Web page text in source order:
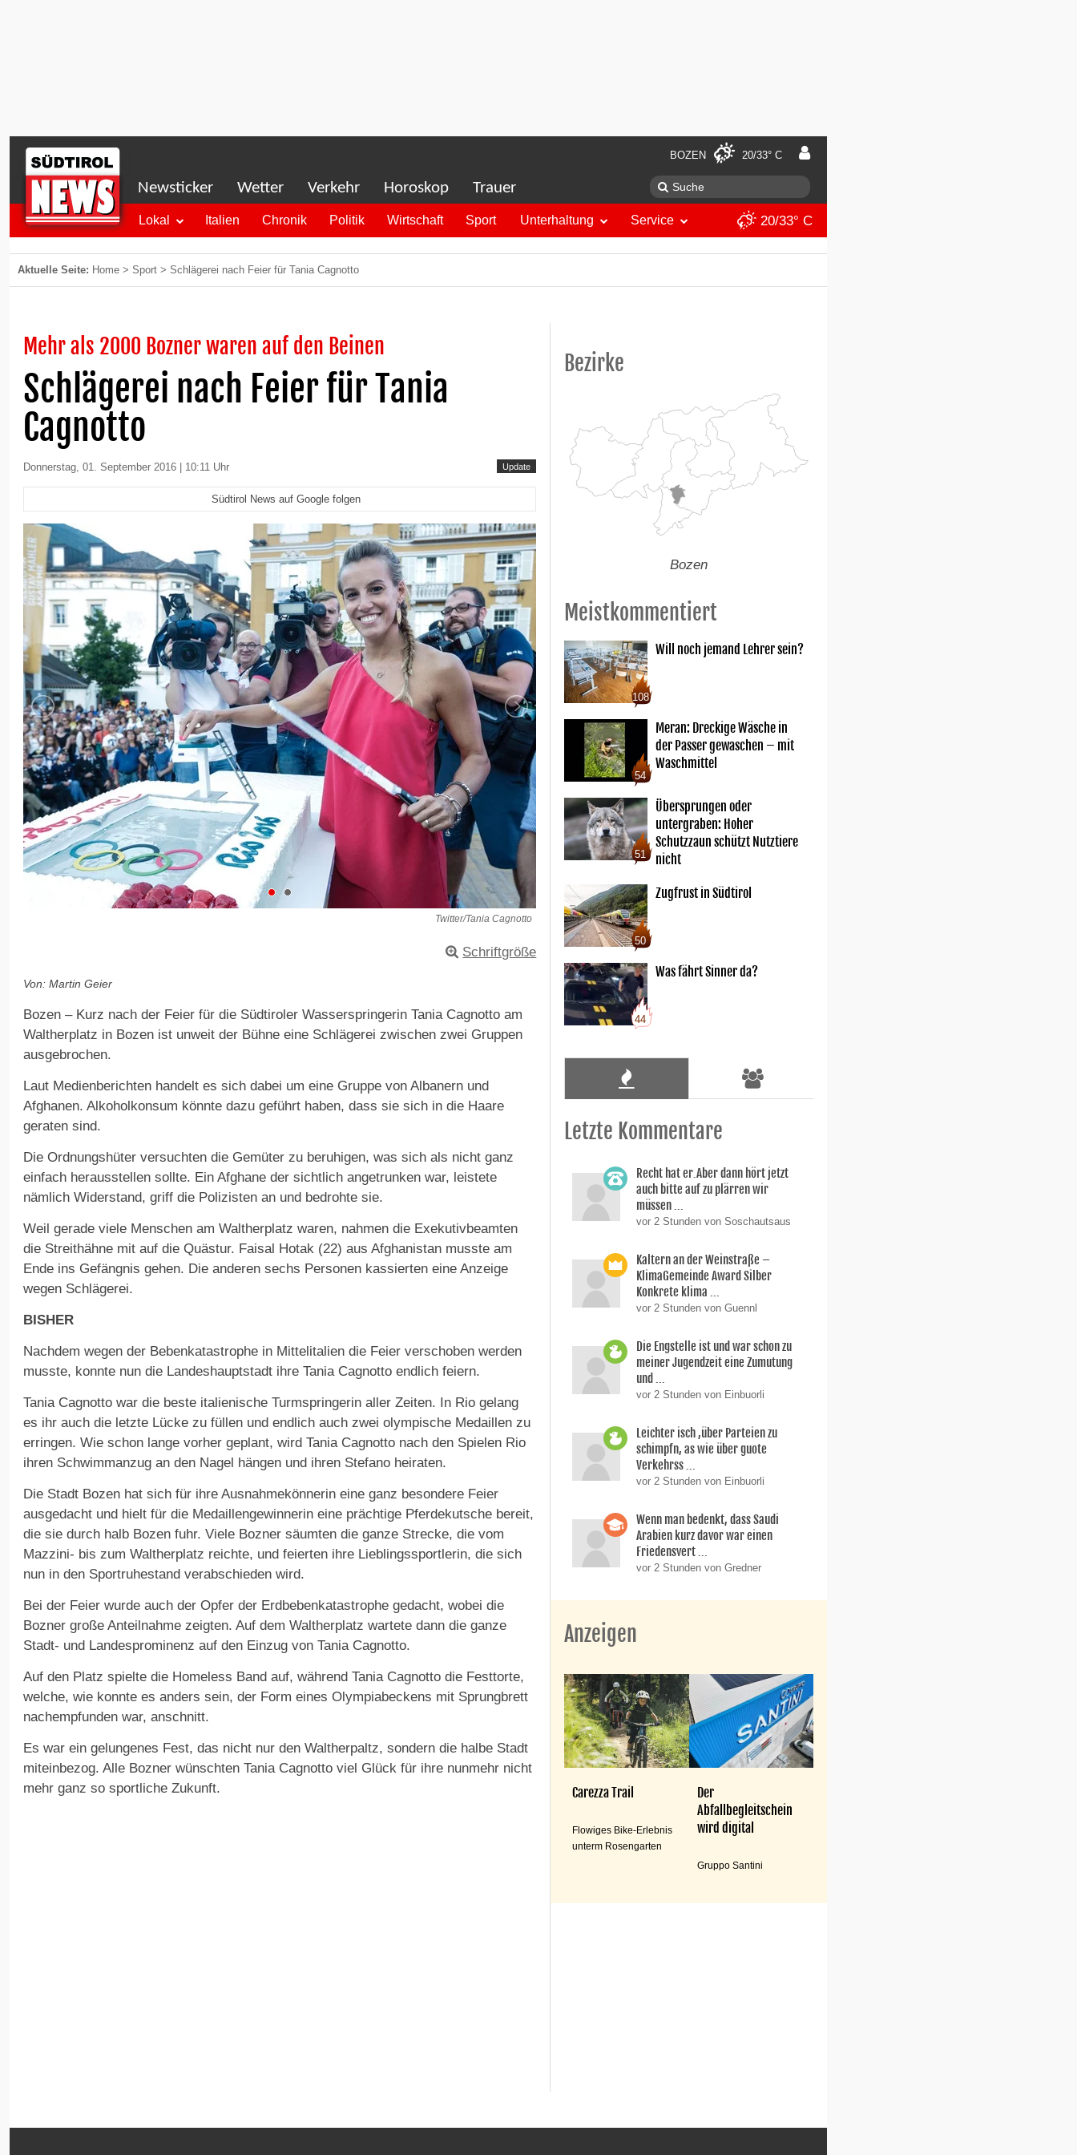
BOZEN 20/33° C
Newsticker Wetter Verkehr Horoskop Trauer
Lokal Italien Chronik Politik Wirtschaft Sport Unterhaltung Service 20/33° C
Aktuelle Seite: Home > Sport > Schlägerei nach Feier für Tania Cagnotto
Mehr als 2000 Bozner waren auf den Beinen
Schlägerei nach Feier für Tania
Cagnotto
Donnerstag, 01. September 2016 | 10:11 Uhr Update
Südtirol News auf Google folgen
Twitter/Tania Cagnotto
Schriftgröße
Von: Martin Geier
Bozen – Kurz nach der Feier für die Südtiroler Wasserspringerin Tania Cagnotto am
Waltherplatz in Bozen ist unweit der Bühne eine Schlägerei zwischen zwei Gruppen
ausgebrochen.
Laut Medienberichten handelt es sich dabei um eine Gruppe von Albanern und
Afghanen. Alkoholkonsum könnte dazu geführt haben, dass sie sich in die Haare
geraten sind.
Die Ordnungshüter versuchten die Gemüter zu beruhigen, was sich als nicht ganz
einfach herausstellen sollte. Ein Afghane der sichtlich angetrunken war, leistete
nämlich Widerstand, griff die Polizisten an und bedrohte sie.
Weil gerade viele Menschen am Waltherplatz waren, nahmen die Exekutivbeamten
die Streithähne mit auf die Quästur. Faisal Hotak (22) aus Afghanistan musste am
Ende ins Gefängnis gehen. Die anderen sechs Personen kassierten eine Anzeige
wegen Schlägerei.
BISHER
Nachdem wegen der Bebenkatastrophe in Mittelitalien die Feier verschoben werden
musste, konnte nun die Landeshauptstadt ihre Tania Cagnotto endlich feiern.
Tania Cagnotto war die beste italienische Turmspringerin aller Zeiten. In Rio gelang
es ihr auch die letzte Lücke zu füllen und endlich auch zwei olympische Medaillen zu
erringen. Wie schon lange vorher geplant, wird Tania Cagnotto nach den Spielen Rio
ihren Schwimmanzug an den Nagel hängen und ihren Stefano heiraten.
Die Stadt Bozen hat sich für ihre Ausnahmekönnerin eine ganz besondere Feier
ausgedacht und hielt für die Medaillengewinnerin eine prächtige Pferdekutsche bereit,
die sie durch halb Bozen fuhr. Viele Bozner säumten die ganze Strecke, die vom
Mazzini- bis zum Waltherplatz reichte, und feierten ihre Lieblingssportlerin, die sich
nun in den Sportruhestand verabschieden wird.
Bei der Feier wurde auch der Opfer der Erdbebenkatastrophe gedacht, wobei die
Bozner große Anteilnahme zeigten. Auf dem Waltherplatz wartete dann die ganze
Stadt- und Landesprominenz auf den Einzug von Tania Cagnotto.
Auf den Platz spielte die Homeless Band auf, während Tania Cagnotto die Festtorte,
welche, wie konnte es anders sein, der Form eines Olympiabeckens mit Sprungbrett
nachempfunden war, anschnitt.
Es war ein gelungenes Fest, das nicht nur den Waltherpaltz, sondern die halbe Stadt
miteinbezog. Alle Bozner wünschten Tania Cagnotto viel Glück für ihre nunmehr nicht
mehr ganz so sportliche Zukunft.
Bezirke
Bozen
Meistkommentiert
108
Will noch jemand Lehrer sein?
54
Meran: Dreckige Wäsche in
der Passer gewaschen – mit
Waschmittel
51
Übersprungen oder
untergraben: Hoher
Schutzzaun schützt Nutztiere
nicht
50
Zugfrust in Südtirol
44
Was fährt Sinner da?
Letzte Kommentare
Recht hat er.Aber dann hört jetzt
auch bitte auf zu plärren wir
müssen ...
vor 2 Stunden von Soschautsaus
Kaltern an der Weinstraße –
KlimaGemeinde Award Silber
Konkrete klima ...
vor 2 Stunden von Guennl
Die Engstelle ist und war schon zu
meiner Jugendzeit eine Zumutung
und ...
vor 2 Stunden von Einbuorli
Leichter isch ,über Parteien zu
schimpfn, as wie über guote
Verkehrss ...
vor 2 Stunden von Einbuorli
Wenn man bedenkt, dass Saudi
Arabien kurz davor war einen
Friedensvert ...
vor 2 Stunden von Gredner
Anzeigen
Carezza Trail
Flowiges Bike-Erlebnis
unterm Rosengarten
Der
Abfallbegleitschein
wird digital
Gruppo Santini